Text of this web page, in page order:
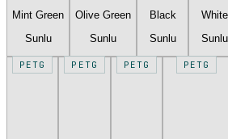
Mint Green
Sunlu
Olive Green
Sunlu
Black
Sunlu
White
Sunlu
PETG PETG PETG PETG